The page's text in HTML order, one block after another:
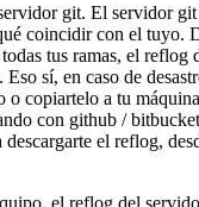
git. El servidor
coincidir con el tuyo.
tus ramas, el reflog
sí, en caso de
o copiartelo a tu
con github /
descargarte el reflog,
el reflog del